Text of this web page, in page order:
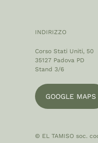
INDIRIZZO
Corso Stati Uniti, 50
35127 Padova PD
Stand 3/6
GOOGLE MAPS
© EL TAMISO soc.